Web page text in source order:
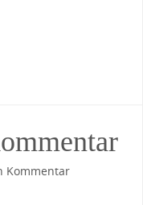
Kommentar